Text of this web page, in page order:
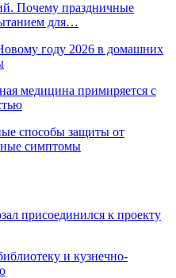
Почему праздничные
для…
году 2026 в домашних
медицина примиряется с
способы защиты от
симптомы
присоединился к проекту
и кузнечно-